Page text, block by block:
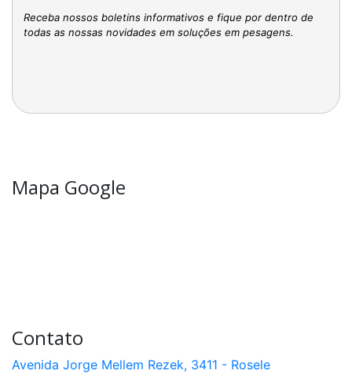
Receba nossos boletins informativos e fique por dentro de
todas as nossas novidades em soluções em pesagens.
Mapa Google
Contato
Avenida Jorge Mellem Rezek, 3411 - Rosele